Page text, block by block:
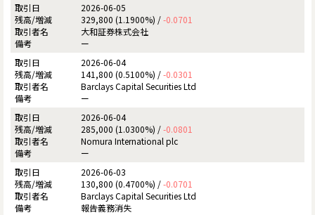
2026-06-05
329,800 (1.1900%) /-0.0701
大和証券株式会社
ー
2026-06-04
141,800 (0.5100%) /-0.0301
Barclays Capital Securities Ltd
ー
2026-06-04
285,000 (1.0300%) /-0.0801
Nomura International plc
ー
2026-06-03
130,800 (0.4700%) /-0.0701
Barclays Capital Securities Ltd
報告義務消失